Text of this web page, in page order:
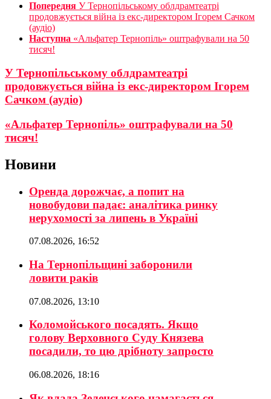
Попередня У Тернопільському облдрамтеатрі
продовжується війна із екс-директором Ігорем Сачком
(аудіо)
Наступна «Альфатер Тернопіль» оштрафували на 50
тисяч!
У Тернопільському облдрамтеатрі
продовжується війна із екс-директором Ігорем
Сачком (аудіо)
«Альфатер Тернопіль» оштрафували на 50
тисяч!
Новини
Оренда дорожчає, а попит на
новобудови падає: аналітика ринку
нерухомості за липень в Україні
07.08.2026, 16:52
На Тернопільщині заборонили
ловити раків
07.08.2026, 13:10
Коломойського посадять. Якщо
голову Верховного Суду Князева
посадили, то цю дрібноту запросто
06.08.2026, 18:16